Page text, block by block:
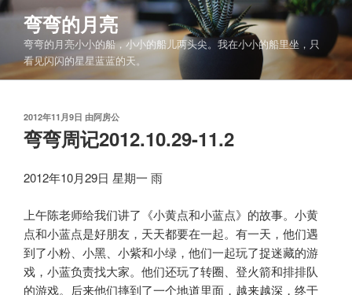
跳
容
弯弯的月亮
弯弯的月亮小小的船，小小的船儿两头尖。我在小小的船里坐，只
看见闪闪的星星蓝蓝的天。
发
布
于
2012年11月9日 由阿房公
弯弯周记2012.10.29-11.2
2012年10月29日 星期一 雨
上午陈老师给我们讲了《小黄点和小蓝点》的故事。小黄
点和小蓝点是好朋友，天天都要在一起。有一天，他们遇
到了小粉、小黑、小紫和小绿，他们一起玩了捉迷藏的游
戏，小蓝负责找大家。他们还玩了转圈、登火箭和排排队
的游戏。后来他们摔到了一个地道里面，越来越深，终于